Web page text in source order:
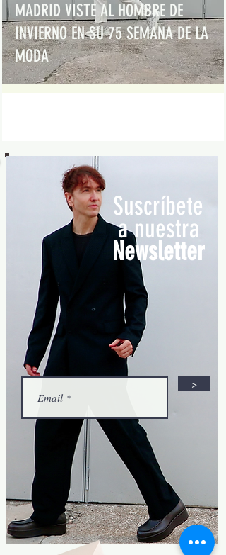
MADRID VISTE AL HOMBRE DE
INVIERNO EN SU 75 SEMANA DE LA
MODA
Suscríbete
a nuestra
Newsletter
>